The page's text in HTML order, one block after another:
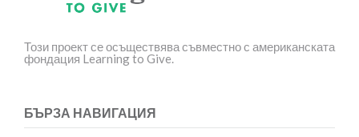
Този проект се осъществява съвместно с американската
фондация Learning to Give.
БЪРЗА НАВИГАЦИЯ